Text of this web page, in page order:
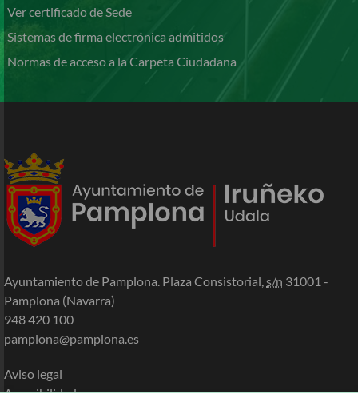
Ver certificado de Sede
Sistemas de firma electrónica admitidos
Normas de acceso a la Carpeta Ciudadana
Ayuntamiento de Pamplona. Plaza Consistorial, s/n 31001 -
Pamplona (Navarra)
948 420 100
pamplona@pamplona.es
Aviso legal
Accesibilidad